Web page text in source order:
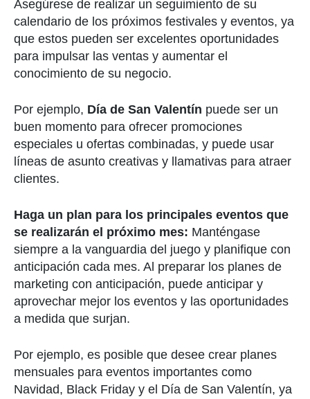
Asegúrese de realizar un seguimiento de su
calendario de los próximos festivales y eventos, ya
que estos pueden ser excelentes oportunidades
para impulsar las ventas y aumentar el
conocimiento de su negocio.
Por ejemplo, Día de San Valentín puede ser un
buen momento para ofrecer promociones
especiales u ofertas combinadas, y puede usar
líneas de asunto creativas y llamativas para atraer
clientes.
Haga un plan para los principales eventos que
se realizarán el próximo mes: Manténgase
siempre a la vanguardia del juego y planifique con
anticipación cada mes. Al preparar los planes de
marketing con anticipación, puede anticipar y
aprovechar mejor los eventos y las oportunidades
a medida que surjan.
Por ejemplo, es posible que desee crear planes
mensuales para eventos importantes como
Navidad, Black Friday y el Día de San Valentín, ya